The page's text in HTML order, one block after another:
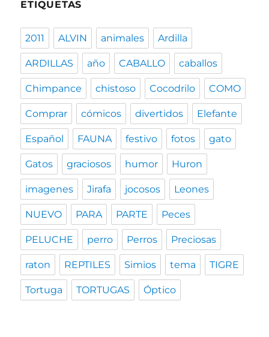
ETIQUETAS
2011 ALVIN animales Ardilla
ARDILLAS año CABALLO caballos
Chimpance chistoso Cocodrilo COMO
Comprar cómicos divertidos Elefante
Español FAUNA festivo fotos gato
Gatos graciosos humor Huron
imagenes Jirafa jocosos Leones
NUEVO PARA PARTE Peces
PELUCHE perro Perros Preciosas
raton REPTILES Simios tema TIGRE
Tortuga TORTUGAS Óptico